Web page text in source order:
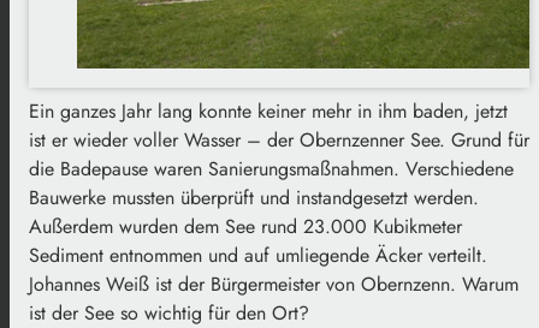
Ein ganzes Jahr lang konnte keiner mehr in ihm baden, jetzt
ist er wieder voller Wasser – der Obernzenner See. Grund für
die Badepause waren Sanierungsmaßnahmen. Verschiedene
Bauwerke mussten überprüft und instandgesetzt werden.
Außerdem wurden dem See rund 23.000 Kubikmeter
Sediment entnommen und auf umliegende Äcker verteilt.
Johannes Weiß ist der Bürgermeister von Obernzenn. Warum
ist der See so wichtig für den Ort?